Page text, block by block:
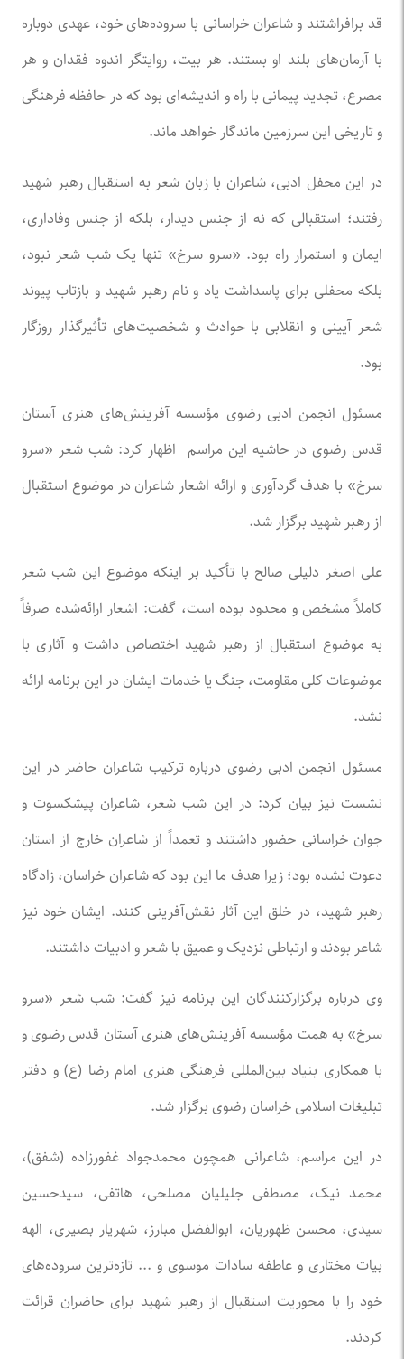
قد برافراشتند و شاعران خراسانی با سروده‌های خود، عهدی دوباره
با آرمان‌های بلند او بستند. هر بیت، روایتگر اندوه فقدان و هر
مصرع، تجدید پیمانی با راه و اندیشه‌ای بود که در حافظه فرهنگی
و تاریخی این سرزمین ماندگار خواهد ماند.
در این محفل ادبی، شاعران با زبان شعر به استقبال رهبر شهید
رفتند؛ استقبالی که نه از جنس دیدار، بلکه از جنس وفاداری،
ایمان و استمرار راه بود. «سرو سرخ» تنها یک شب شعر نبود،
بلکه محفلی برای پاسداشت یاد و نام رهبر شهید و بازتاب پیوند
شعر آیینی و انقلابی با حوادث و شخصیت‌های تأثیرگذار روزگار
بود.
مسئول انجمن ادبی رضوی مؤسسه آفرینش‌های هنری آستان
قدس رضوی در حاشیه این مراسم اظهار کرد: شب شعر «سرو
سرخ» با هدف گردآوری و ارائه اشعار شاعران در موضوع استقبال
از رهبر شهید برگزار شد.
علی اصغر دلیلی صالح با تأکید بر اینکه موضوع این شب شعر
کاملاً مشخص و محدود بوده است، گفت: اشعار ارائه‌شده صرفاً
به موضوع استقبال از رهبر شهید اختصاص داشت و آثاری با
موضوعات کلی مقاومت، جنگ یا خدمات ایشان در این برنامه ارائه
نشد.
مسئول انجمن ادبی رضوی درباره ترکیب شاعران حاضر در این
نشست نیز بیان کرد: در این شب شعر، شاعران پیشکسوت و
جوان خراسانی حضور داشتند و تعمداً از شاعران خارج از استان
دعوت نشده بود؛ زیرا هدف ما این بود که شاعران خراسان، زادگاه
رهبر شهید، در خلق این آثار نقش‌آفرینی کنند. ایشان خود نیز
شاعر بودند و ارتباطی نزدیک و عمیق با شعر و ادبیات داشتند.
وی درباره برگزارکنندگان این برنامه نیز گفت: شب شعر «سرو
سرخ» به همت مؤسسه آفرینش‌های هنری آستان قدس رضوی و
با همکاری بنیاد بین‌المللی فرهنگی هنری امام رضا (ع) و دفتر
تبلیغات اسلامی خراسان رضوی برگزار شد.
در این مراسم، شاعرانی همچون محمدجواد غفورزاده (شفق)،
محمد نیک، مصطفی جلیلیان مصلحی، هاتفی، سیدحسین
سیدی، محسن ظهوریان، ابوالفضل مبارز، شهریار بصیری، الهه
بیات مختاری و عاطفه سادات موسوی و ... تازه‌ترین سروده‌های
خود را با محوریت استقبال از رهبر شهید برای حاضران قرائت
کردند.